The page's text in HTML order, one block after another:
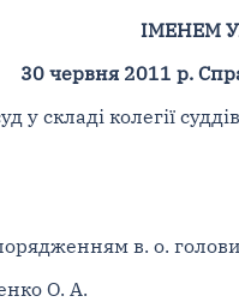
ІМЕНЕМ
30 червня 2011 р.
складі колегії
в. о.
О. А.